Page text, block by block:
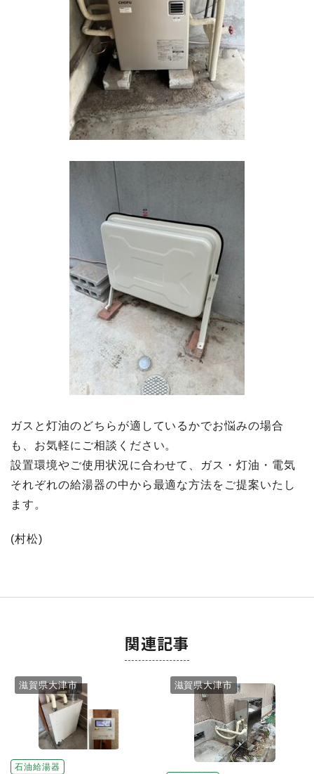
ガスと灯油のどちらが適しているかでお悩みの場合
も、お気軽にご相談ください。
設置環境やご使用状況に合わせて、ガス・灯油・電気
それぞれの給湯器の中から最適な方法をご提案いたし
ます。
(村松)
関連記事
石油給湯器
滋賀県大津市 滋賀県大津市